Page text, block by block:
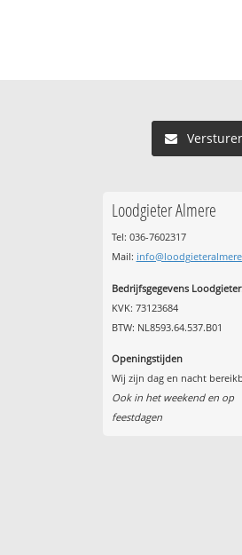
Loodgieter Almere
Tel: 036-7602317
Mail:
Bedrijfsgegevens
KVK: 73123684
BTW: NL8593.64.537.B01
Openingstijden
Wij zijn dag en nacht
Ook in het weekend en op
feestdagen